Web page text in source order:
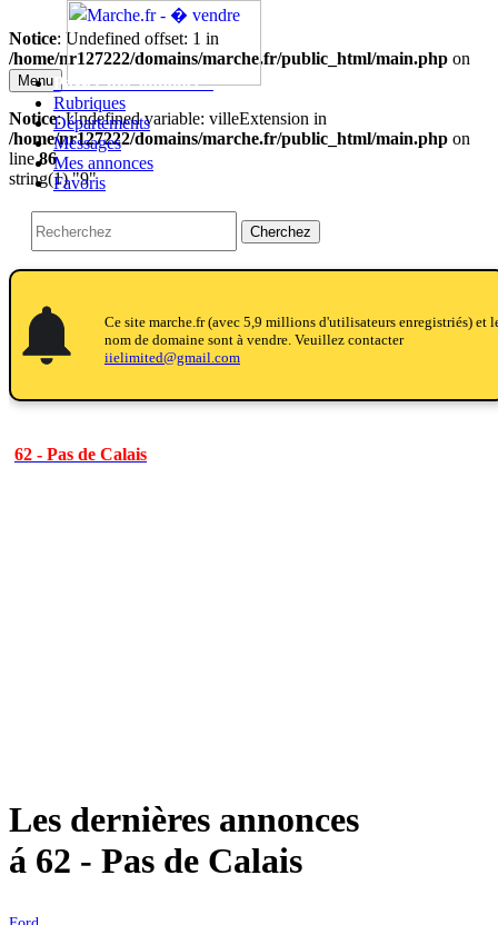
Notice: Undefined offset: 1 in
/home/nr127222/domains/marche.fr/public_html/main.php on
line27
Notice: Undefined variable: villeExtension in
/home/nr127222/domains/marche.fr/public_html/main.php on
line86
string(1) "9"
Menu Passer une annonce!!
Rubriques
Départements
Messages
Mes annonces
Favoris
Cherchez
Ce site marche.fr (avec 5,9 millions d'utilisateurs enregistriés) et
nom de domaine sont à vendre. Veuillez contacter
iielimited@gmail.com
62 - Pas de Calais
Les dernières annonces
á 62 - Pas de Calais